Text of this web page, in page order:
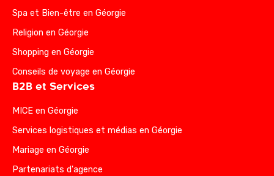
Spa et Bien-être en Géorgie
Religion en Géorgie
Shopping en Géorgie
Conseils de voyage en Géorgie
B2B et Services
MICE en Géorgie
Services logistiques et médias en Géorgie
Mariage en Géorgie
Partenariats d'agence